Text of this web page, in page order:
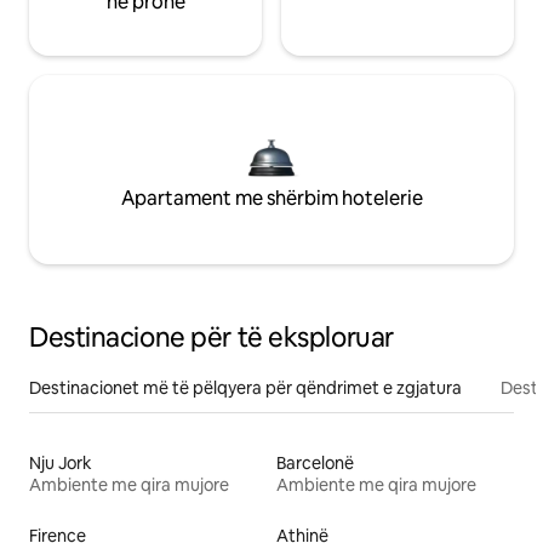
Apartament me shërbim hotelerie
Destinacione për të eksploruar
Destinacionet më të pëlqyera për qëndrimet e zgjatura
Nju Jork
Ambiente me qira mujore
Barcelonë
Ambiente me qira mujore
Firence Athinë